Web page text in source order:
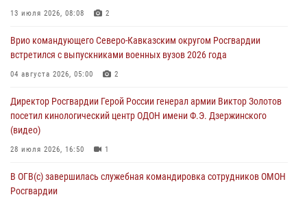
Выпускники вузов Росгвардии прибыли для прохождения службы
06 августа 2026, 04:00 3
Росгвардейцы проверили работу ЧОП в детских оздоровительных
05 августа 2026, 14:44 1
13 июля 2026, 08:08 2
Врио командующего Северо-Кавказским округом Росгвардии
встретился с выпускниками военных вузов 2026 года
04 августа 2026, 05:00 2
Директор Росгвардии Герой России генерал армии Виктор Золотов
посетил кинологический центр ОДОН имени Ф.Э. Дзержинского
(видео)
28 июля 2026, 16:50 1
В ОГВ(с) завершилась служебная командировка сотрудников ОМОН
Росгвардии